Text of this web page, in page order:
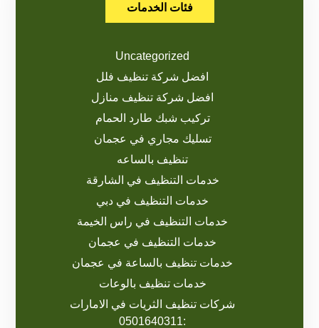
فئات الخدمات
Uncategorized
افضل شركة تنظيف فلل
افضل شركة تنظيف منازل
تركيب شبك طارد الحمام
تسليك مجاري في عجمان
تنظيف بالساعه
خدمات التنظيف في الشارقة
خدمات التنظيف في دبي
خدمات التنظيف في راس الخيمة
خدمات التنظيف في عجمان
خدمات تنظيف بالساعة في عجمان
خدمات تنظيف بالوعات
شركات تنظيف الثريات في الامارات
:0501640311